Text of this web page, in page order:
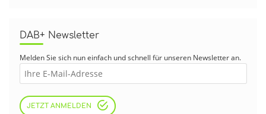
DAB+ Newsletter
Melden Sie sich nun einfach und schnell für unseren Newsletter an.
JETZT ANMELDEN